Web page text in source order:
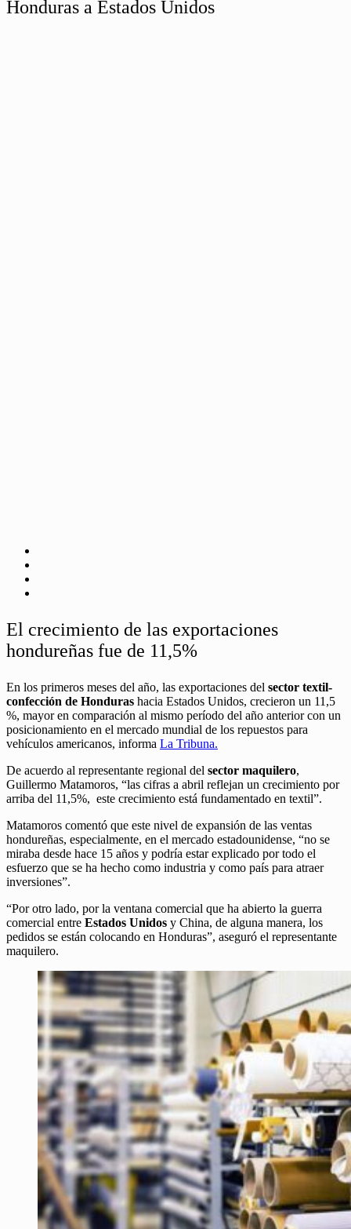
Honduras a Estados Unidos
El crecimiento de las exportaciones
hondureñas fue de 11,5%
En los primeros meses del año, las exportaciones del sector textil-
confección de Honduras hacia Estados Unidos, crecieron un 11,5
%, mayor en comparación al mismo período del año anterior con un
posicionamiento en el mercado mundial de los repuestos para
vehículos americanos, informa La Tribuna.
De acuerdo al representante regional del sector maquilero,
Guillermo Matamoros, “las cifras a abril reflejan un crecimiento por
arriba del 11,5%, este crecimiento está fundamentado en textil”.
Matamoros comentó que este nivel de expansión de las ventas
hondureñas, especialmente, en el mercado estadounidense, “no se
miraba desde hace 15 años y podría estar explicado por todo el
esfuerzo que se ha hecho como industria y como país para atraer
inversiones”.
“Por otro lado, por la ventana comercial que ha abierto la guerra
comercial entre Estados Unidos y China, de alguna manera, los
pedidos se están colocando en Honduras”, aseguró el representante
maquilero.